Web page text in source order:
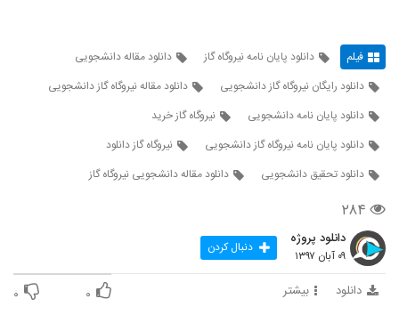
فیلم دانلود پایان نامه نیروگاه گاز
دانلود مقاله دانشجویی
دانلود رایگان نیروگاه گاز دانشجویی
دانلود مقاله نیروگاه گاز دانشجویی
دانلود پایان نامه دانشجویی
نیروگاه گاز خرید
دانلود پایان نامه نیروگاه گاز دانشجویی
نیروگاه گاز دانلود
دانلود تحقیق دانشجویی
دانلود مقاله دانشجویی نیروگاه گاز
۲۸۴
دانلود پروژه
۰۹ آبان ۱۳۹۷ دنبال کردن
دانلود بیشتر ۰ ۰